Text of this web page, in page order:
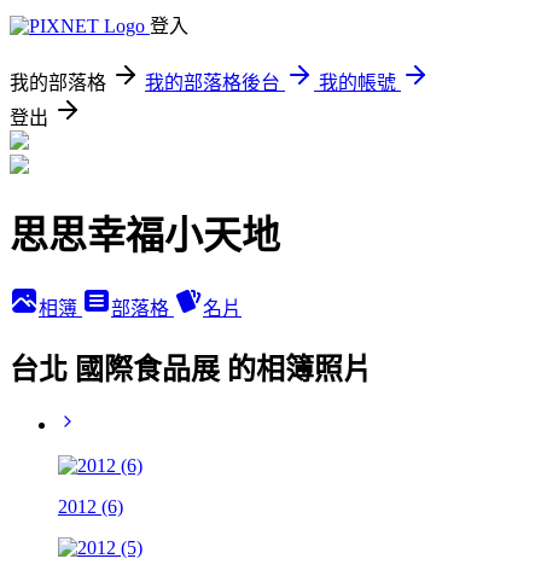
登入
我的部落格 我的部落格後台
我的帳號
登出
思思幸福小天地
相簿 部落格 名片
台北 國際食品展 的相簿照片
2012 (6)